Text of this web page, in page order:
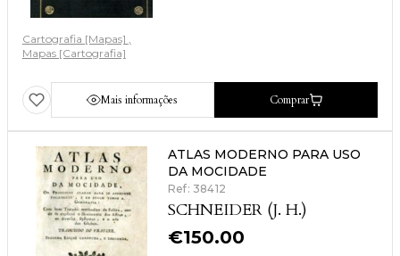
Cartografia [Mapas]
Mapas [Cartografia]
Mais informações Comprar
ATLAS MODERNO PARA USO
DA MOCIDADE
Ref: 38412
SCHNEIDER (J. H.)
€150.00